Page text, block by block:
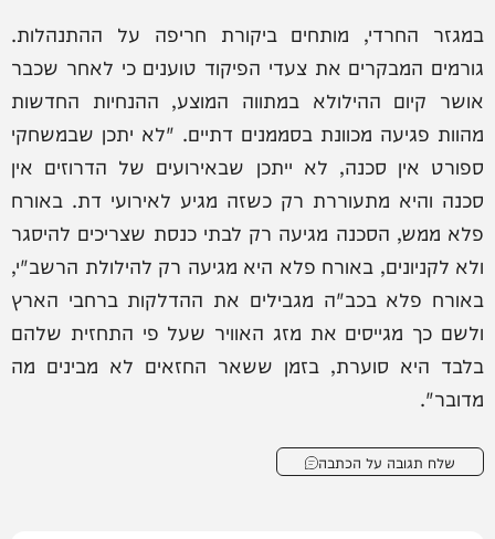
במגזר החרדי, מותחים ביקורת חריפה על ההתנהלות.
גורמים המבקרים את צעדי הפיקוד טוענים כי לאחר שכבר
אושר קיום ההילולא במתווה המוצע, ההנחיות החדשות
מהוות פגיעה מכוונת בסממנים דתיים. "לא יתכן שבמשחקי
ספורט אין סכנה, לא ייתכן שבאירועים של הדרוזים אין
סכנה והיא מתעוררת רק כשזה מגיע לאירועי דת. באורח
פלא ממש, הסכנה מגיעה רק לבתי כנסת שצריכים להיסגר
ולא לקניונים, באורח פלא היא מגיעה רק להילולת הרשב"י,
באורח פלא בכב"ה מגבילים את ההדלקות ברחבי הארץ
ולשם כך מגייסים את מזג האוויר שעל פי התחזית שלהם
בלבד היא סוערת, בזמן ששאר החזאים לא מבינים מה
מדובר".
שלח תגובה על הכתבה